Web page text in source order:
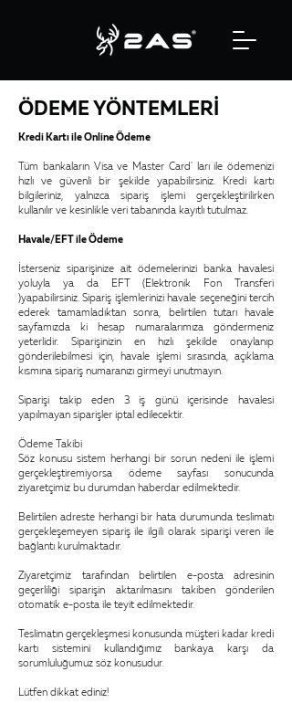
ÖDEME YÖNTEMLERİ
Kredi Kartı ile Online Ödeme
Tüm bankaların Visa ve Master Card' ları ile ödemenizi
hızlı ve güvenli bir şekilde yapabilirsiniz. Kredi kartı
bilgileriniz, yalnızca sipariş işlemi gerçekleştirilirken
kullanılır ve kesinlikle veri tabanında kayıtlı tutulmaz.
Havale/EFT ile Ödeme
İsterseniz siparişinize ait ödemelerinizi banka havalesi
yoluyla ya da EFT (Elektronik Fon Transferi
)yapabilirsiniz. Sipariş işlemlerinizi havale seçeneğini tercih
ederek tamamladıktan sonra, belirtilen tutarı havale
sayfamızda ki hesap numaralarımıza göndermeniz
yeterlidir. Siparişinizin en hızlı şekilde onaylanıp
gönderilebilmesi için, havale işlemi sırasında, açıklama
kısmına sipariş numaranızı girmeyi unutmayın.
Siparişi takip eden 3 iş günü içerisinde havalesi
yapılmayan siparişler iptal edilecektir.
Ödeme Takibi
Söz konusu sistem herhangi bir sorun nedeni ile işlemi
gerçekleştiremiyorsa ödeme sayfası sonucunda
ziyaretçimiz bu durumdan haberdar edilmektedir.
Belirtilen adreste herhangi bir hata durumunda teslimatı
gerçekleşemeyen sipariş ile ilgili olarak siparişi veren ile
bağlantı kurulmaktadır.
Ziyaretçimiz tarafından belirtilen e-posta adresinin
geçerliliği siparişin aktarılmasını takiben gönderilen
otomatik e-posta ile teyit edilmektedir.
Teslimatın gerçekleşmesi konusunda müşteri kadar kredi
kartı sistemini kullandığımız bankaya karşı da
sorumluluğumuz söz konusudur.
Lütfen dikkat ediniz!